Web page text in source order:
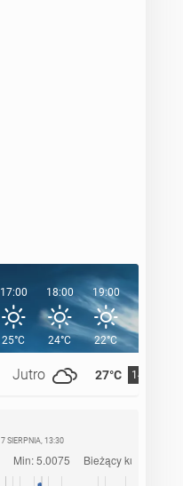
Jutro 27°C 14°C
17:00
25°C
18:00
24°C
19:00
22°C
20:00
7 SIERPNIA, 13:30